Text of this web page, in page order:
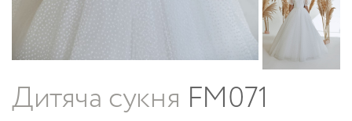
Дитяча сукня FM071